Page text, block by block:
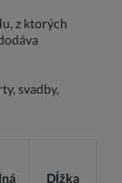
z ktorých
svadby,
Dĺžka